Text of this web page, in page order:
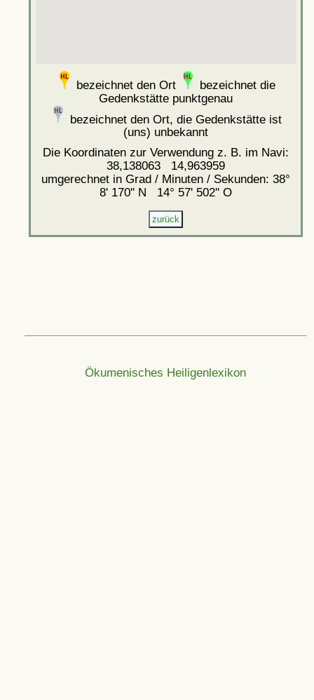
bezeichnet den Ort
bezeichnet die
Gedenkstätte punktgenau
bezeichnet den Ort, die Gedenkstätte ist
(uns) unbekannt
Die Koordinaten zur Verwendung z. B. im Navi:
38,138063 14,963959
umgerechnet in Grad / Minuten / Sekunden: 38°
8' 170'' N 14° 57' 502'' O
Ökumenisches Heiligenlexikon